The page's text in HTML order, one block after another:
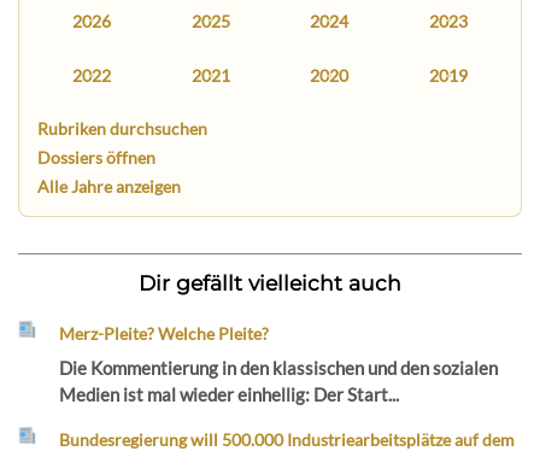
2026 2025 2024 2023
2022 2021 2020 2019
Rubriken durchsuchen
Dossiers öffnen
Alle Jahre anzeigen
Dir gefällt vielleicht auch
Merz-Pleite? Welche Pleite?
Die Kommentierung in den klassischen und den sozialen
Medien ist mal wieder einhellig: Der Start...
Bundesregierung will 500.000 Industriearbeitsplätze auf dem